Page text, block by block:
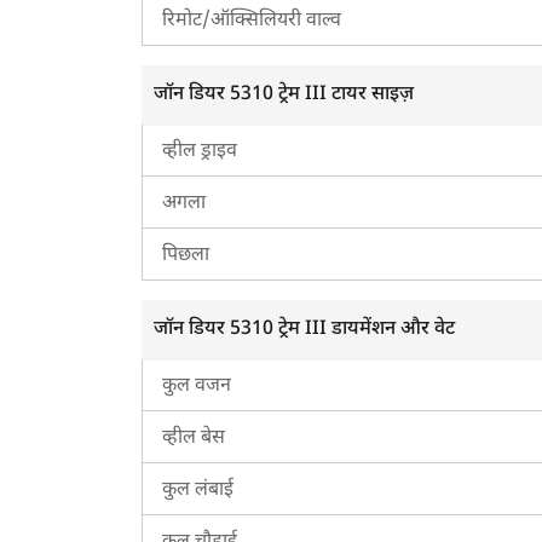
रिमोट/ऑक्सिलियरी वाल्व
जॉन डियर 5310 ट्रेम III टायर साइज़
व्हील ड्राइव
अगला
पिछला
जॉन डियर 5310 ट्रेम III डायमेंशन और वेट
कुल वजन
व्हील बेस
कुल लंबाई